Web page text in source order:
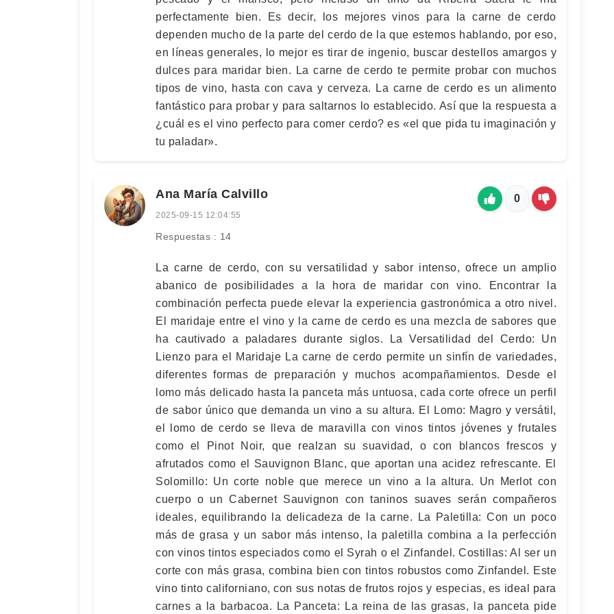
perfectamente bien. Es decir, los mejores vinos para la carne de cerdo
dependen mucho de la parte del cerdo de la que estemos hablando, por eso,
en líneas generales, lo mejor es tirar de ingenio, buscar destellos amargos y
dulces para maridar bien. La carne de cerdo te permite probar con muchos
tipos de vino, hasta con cava y cerveza. La carne de cerdo es un alimento
fantástico para probar y para saltarnos lo establecido. Así que la respuesta a
¿cuál es el vino perfecto para comer cerdo? es «el que pida tu imaginación y
tu paladar».
Ana María Calvillo
2025-09-15 12:04:55
Respuestas : 14
0
La carne de cerdo, con su versatilidad y sabor intenso, ofrece un amplio
abanico de posibilidades a la hora de maridar con vino. Encontrar la
combinación perfecta puede elevar la experiencia gastronómica a otro nivel.
El maridaje entre el vino y la carne de cerdo es una mezcla de sabores que
ha cautivado a paladares durante siglos. La Versatilidad del Cerdo: Un
Lienzo para el Maridaje La carne de cerdo permite un sinfín de variedades,
diferentes formas de preparación y muchos acompañamientos. Desde el
lomo más delicado hasta la panceta más untuosa, cada corte ofrece un perfil
de sabor único que demanda un vino a su altura. El Lomo: Magro y versátil,
el lomo de cerdo se lleva de maravilla con vinos tintos jóvenes y frutales
como el Pinot Noir, que realzan su suavidad, o con blancos frescos y
afrutados como el Sauvignon Blanc, que aportan una acidez refrescante. El
Solomillo: Un corte noble que merece un vino a la altura. Un Merlot con
cuerpo o un Cabernet Sauvignon con taninos suaves serán compañeros
ideales, equilibrando la delicadeza de la carne. La Paletilla: Con un poco
más de grasa y un sabor más intenso, la paletilla combina a la perfección
con vinos tintos especiados como el Syrah o el Zinfandel. Costillas: Al ser un
corte con más grasa, combina bien con tintos robustos como Zinfandel. Este
vino tinto californiano, con sus notas de frutos rojos y especias, es ideal para
carnes a la barbacoa. La Panceta: La reina de las grasas, la panceta pide